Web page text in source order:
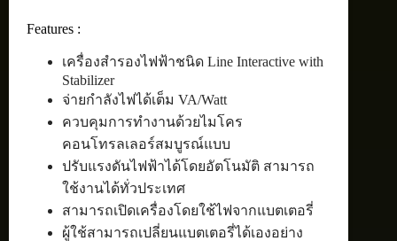
Features :
เครื่องสำรองไฟฟ้าชนิด Line Interactive with
Stabilizer
จ่ายกำลังไฟได้เต็ม VA/Watt
ควบคุมการทำงานด้วยไมโคร
คอนโทรลเลอร์สมบูรณ์แบบ
ปรับแรงดันไฟฟ้าได้โดยอัตโนมัติ สามารถ
ใช้งานได้ทั่วประเทศ
สามารถเปิดเครื่องโดยใช้ไฟจากแบตเตอรี่
ผู้ใช้สามารถเปลี่ยนแบตเตอรี่ได้เองอย่าง